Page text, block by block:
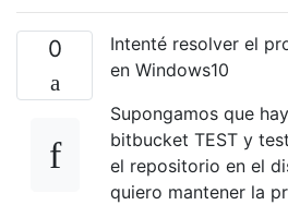
0
Intenté resolver el
en Windows10
Supongamos que
bitbucket TEST y
el repositorio en el
quiero mantener la